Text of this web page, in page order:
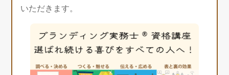
いただきます。